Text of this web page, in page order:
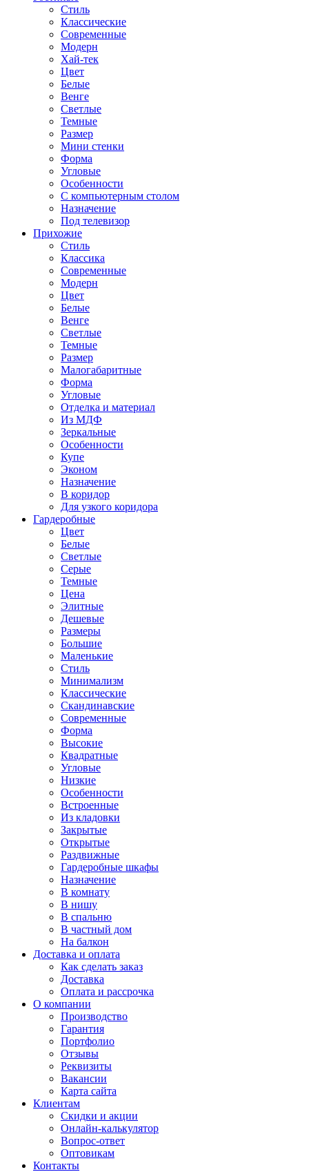
Стиль
Классические
Современные
Модерн
Хай-тек
Цвет
Белые
Венге
Светлые
Темные
Размер
Мини стенки
Форма
Угловые
Особенности
С компьютерным столом
Назначение
Под телевизор
Прихожие
Стиль
Классика
Современные
Модерн
Цвет
Белые
Венге
Светлые
Темные
Размер
Малогабаритные
Форма
Угловые
Отделка и материал
Из МДФ
Зеркальные
Особенности
Купе
Эконом
Назначение
В коридор
Для узкого коридора
Гардеробные
Цвет
Белые
Светлые
Серые
Темные
Цена
Элитные
Дешевые
Размеры
Большие
Маленькие
Стиль
Минимализм
Классические
Скандинавские
Современные
Форма
Высокие
Квадратные
Угловые
Низкие
Особенности
Встроенные
Из кладовки
Закрытые
Открытые
Раздвижные
Гардеробные шкафы
Назначение
В комнату
В нишу
В спальню
В частный дом
На балкон
Доставка и оплата
Как сделать заказ
Доставка
Оплата и рассрочка
О компании
Производство
Гарантия
Портфолио
Отзывы
Реквизиты
Вакансии
Карта сайта
Клиентам
Скидки и акции
Онлайн-калькулятор
Вопрос-ответ
Оптовикам
Контакты